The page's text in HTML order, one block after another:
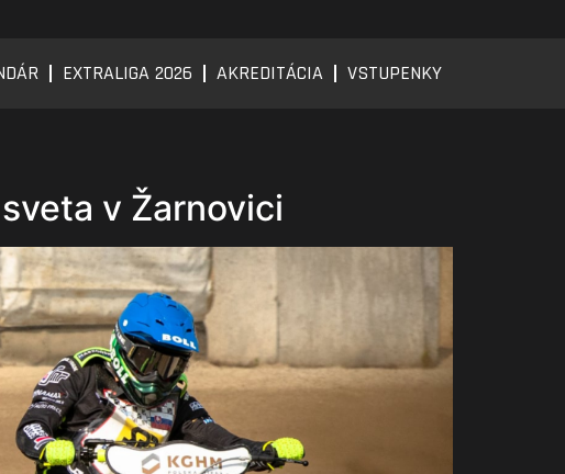
EXTRALIGA 2026 AKREDITÁCIA VSTUPENKY
v Žarnovici